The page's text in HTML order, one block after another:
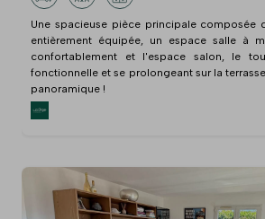
Une spacieuse pièce principale composée
entièrement équipée, un espace salle à
confortablement et l'espace salon, le
fonctionnelle et se prolongeant sur la
panoramique !